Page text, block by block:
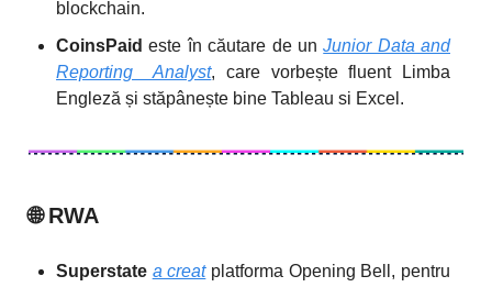
blockchain.
CoinsPaideste în căutare de unJunior Data and
Reporting Analyst, care vorbește fluent Limba
Engleză și stăpânește bine Tableau si Excel.
🌐RWA
Superstate a creatplatforma Opening Bell, pentru